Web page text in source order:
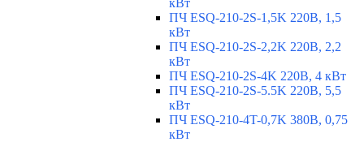
кВт
ПЧ ESQ-210-2S-1,5K 220В, 1,5
кВт
ПЧ ESQ-210-2S-2,2K 220В, 2,2
кВт
ПЧ ESQ-210-2S-4K 220В, 4 кВт
ПЧ ESQ-210-2S-5.5K 220В, 5,5
кВт
ПЧ ESQ-210-4T-0,7K 380В, 0,75
кВт